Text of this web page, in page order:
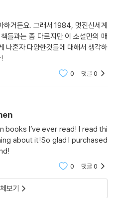
하거든요. 그래서 1984, 멋진신세계
들과는 좀 다르지만 이 소설만의 매
나혼자 다양한것들에 대해서 생각하
0 댓글0
I’ve ever read! I read thi
about it!So glad I purchased
0 댓글0
보기